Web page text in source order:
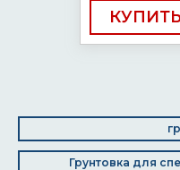
Грунтовка для